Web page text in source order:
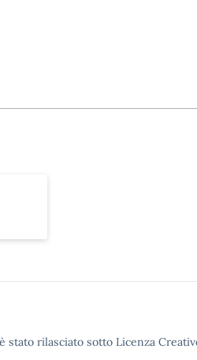
stato rilasciato sotto Licenza